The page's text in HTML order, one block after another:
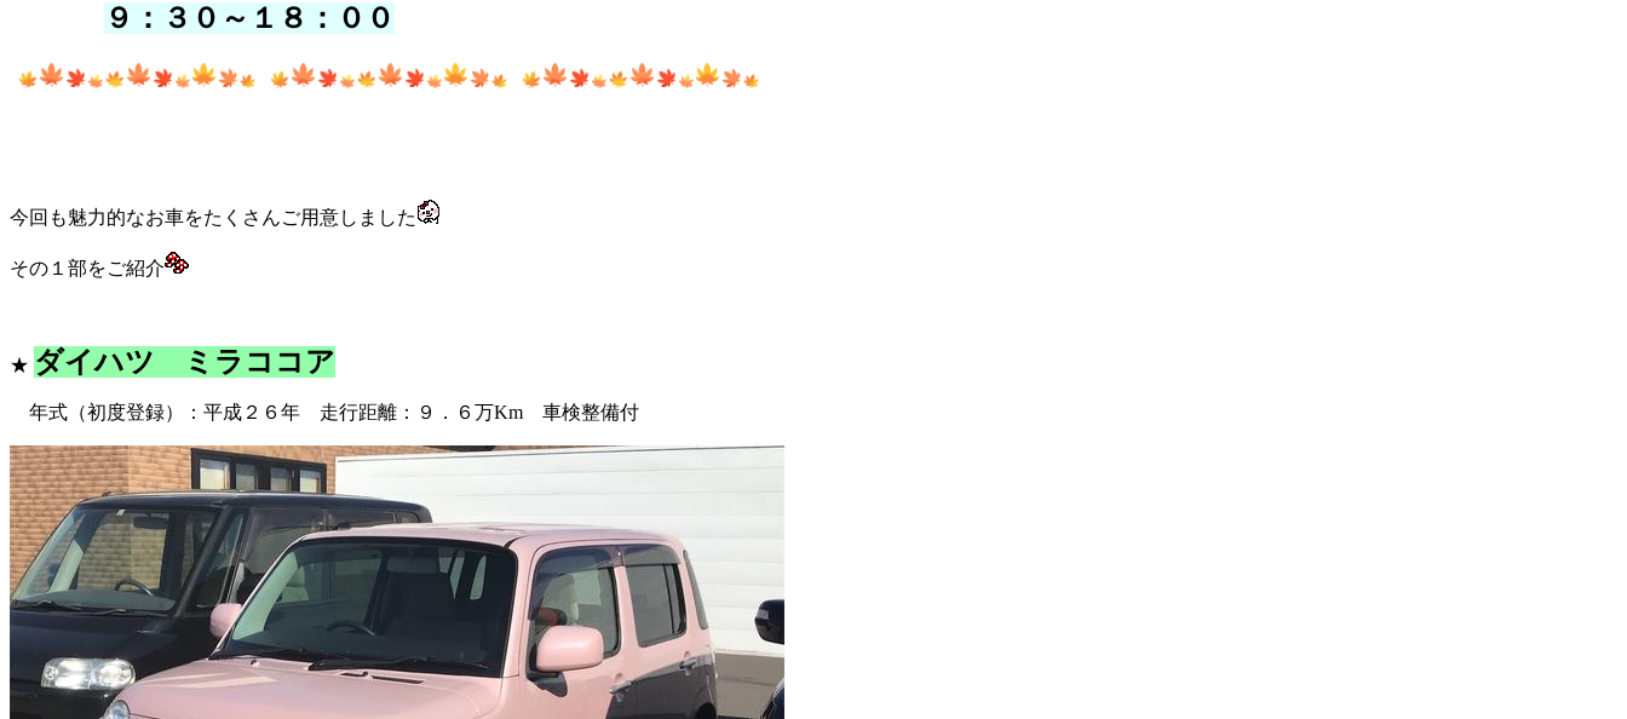
９：３０～１８：００
今回も魅力的なお車をたくさんご用意しました
その１部をご紹介
★ ダイハツ ミラココア
年式（初度登録）：平成２６年 走行距離：９．６万Km 車検整備付